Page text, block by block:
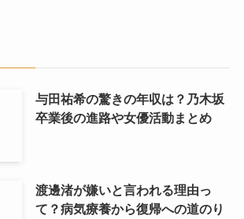
与田祐希の驚きの年収は？乃木坂
卒業後の進路や女優活動まとめ
渡邊渚が嫌いと言われる理由っ
て？病気療養から復帰への道のり